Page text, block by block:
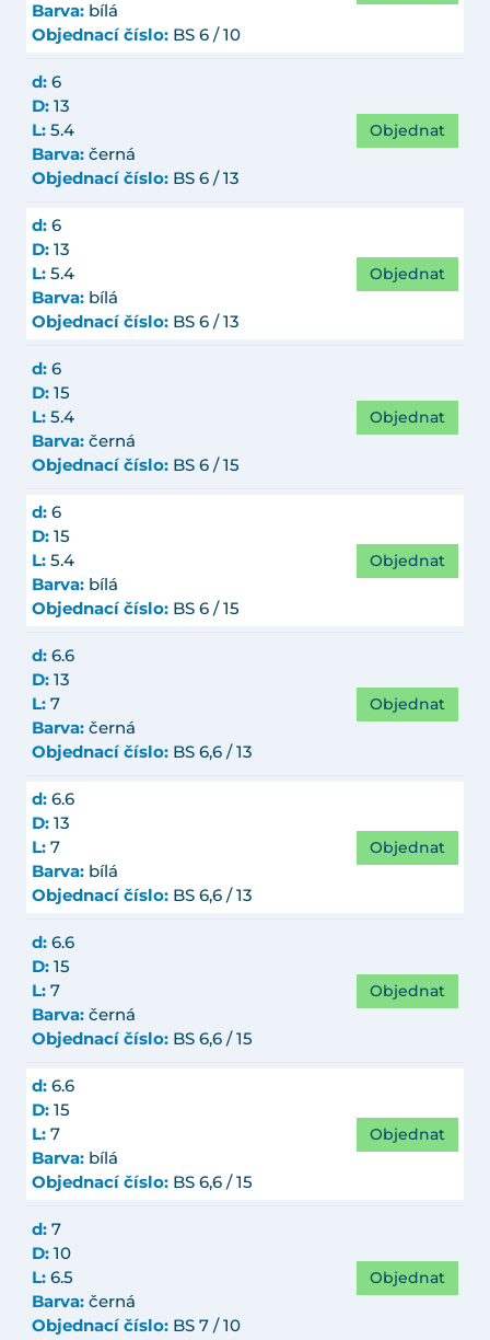
Barva: bílá
Objednací číslo: BS 6 / 10
d: 6
D: 13
L: 5.4
Barva: černá
Objednací číslo: BS 6 / 13
Objednat
d: 6
D: 13
L: 5.4
Barva: bílá
Objednací číslo: BS 6 / 13
Objednat
d: 6
D: 15
L: 5.4
Barva: černá
Objednací číslo: BS 6 / 15
Objednat
d: 6
D: 15
L: 5.4
Barva: bílá
Objednací číslo: BS 6 / 15
Objednat
d: 6.6
D: 13
L: 7
Barva: černá
Objednací číslo: BS 6,6 / 13
Objednat
d: 6.6
D: 13
L: 7
Barva: bílá
Objednací číslo: BS 6,6 / 13
Objednat
d: 6.6
D: 15
L: 7
Barva: černá
Objednací číslo: BS 6,6 / 15
Objednat
d: 6.6
D: 15
L: 7
Barva: bílá
Objednací číslo: BS 6,6 / 15
Objednat
d: 7
D: 10
L: 6.5
Barva: černá
Objednací číslo: BS 7 / 10
Objednat